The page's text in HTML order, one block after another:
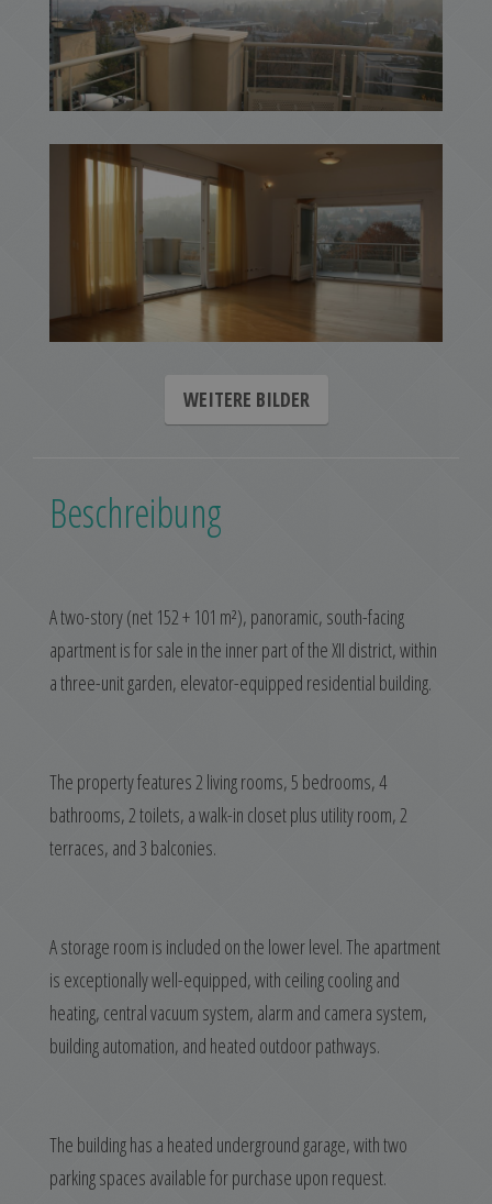
WEITERE BILDER
Beschreibung
A two-story (net 152 + 101 m²), panoramic, south-facing
apartment is for sale in the inner part of the XII district, within
a three-unit garden, elevator-equipped residential building.
The property features 2 living rooms, 5 bedrooms, 4
bathrooms, 2 toilets, a walk-in closet plus utility room, 2
terraces, and 3 balconies.
A storage room is included on the lower level. The apartment
is exceptionally well-equipped, with ceiling cooling and
heating, central vacuum system, alarm and camera system,
building automation, and heated outdoor pathways.
The building has a heated underground garage, with two
parking spaces available for purchase upon request.